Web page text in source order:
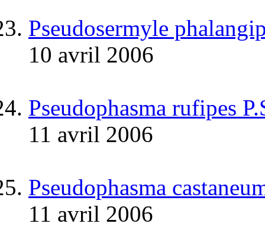
Pseudosermyle
10 avril 2006
Pseudophasma rufipes
11 avril 2006
Pseudophasma
11 avril 2006